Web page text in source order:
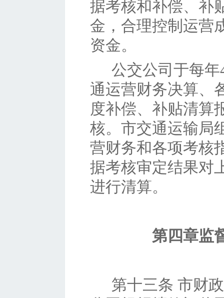
据考核和补偿、补
金，合理控制运营
资金。
公交公司于每年
通运营财务决算、
度补偿、补贴清算
核。市交通运输局
营财务和各项考核
据考核审定结果对
进行清算。
第四章监
第十三条 市财